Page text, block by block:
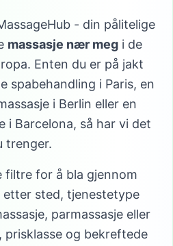
- din pålitelige
massasje nær meg i de
Enten du er på jakt
spabehandling i Paris, en
i Berlin eller en
i Barcelona, så har vi det
trenger.
filtre for å bla gjennom
etter sted, tjenestetype
parmassasje eller
prisklasse og bekreftede